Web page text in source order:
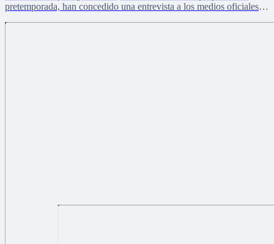
pretemporada, han concedido una entrevista a los medios oficiales